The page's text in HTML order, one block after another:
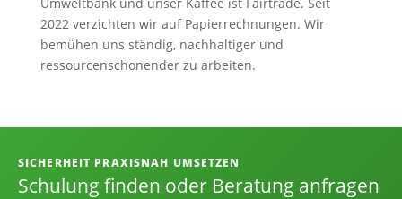
2022 verzichten wir auf Papierrechnungen. Wir
bemühen uns ständig, nachhaltiger und
ressourcenschonender zu arbeiten.
Informationen, Kontakt und
SICHERHEIT PRAXISNAH UMSETZEN
Schulung finden oder Beratung anfragen